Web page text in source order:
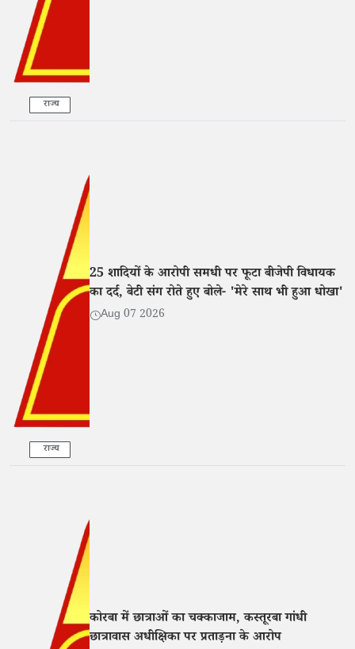
राज्य
राज्य
25 शादियों के आरोपी समधी पर फूटा बीजेपी विधायक
का दर्द, बेटी संग रोते हुए बोले- 'मेरे साथ भी हुआ धोखा'
Aug 07 2026
कोरबा में छात्राओं का चक्काजाम, कस्तूरबा गांधी
छात्रावास अधीक्षिका पर प्रताड़ना के आरोप